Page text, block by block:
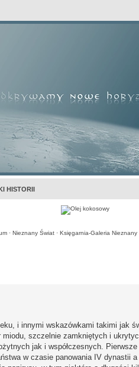
HISTORII
· Nieznany Świat· Księgarnia-Galeria
i innymi wskazówkami takimi jak
szczelnie zamkniętych i
jak i współczesnych. Pierwsze
w czasie panowania IV dynastii